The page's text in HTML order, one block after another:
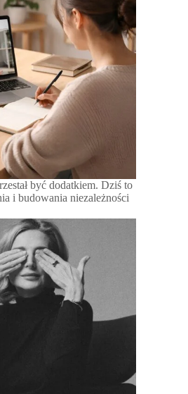
być dodatkiem. Dziś to
i budowania niezależności